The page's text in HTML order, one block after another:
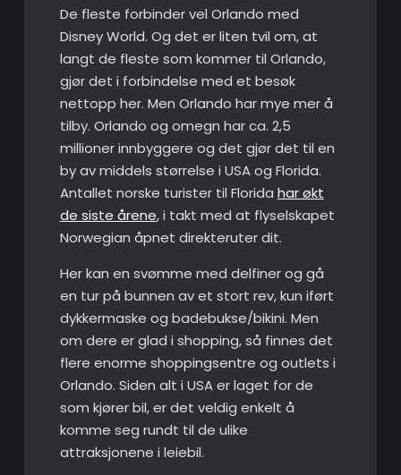
De fleste forbinder vel Orlando med
Disney World. Og det er liten tvil om, at
langt de fleste som kommer til Orlando,
gjør det i forbindelse med et besøk
nettopp her. Men Orlando har mye mer å
tilby. Orlando og omegn har ca. 2,5
millioner innbyggere og det gjør det til en
by av middels størrelse i USA og Florida.
Antallet norske turister til Florida har økt
de siste årene, i takt med at flyselskapet
Norwegian åpnet direkteruter dit.
Her kan en svømme med delfiner og gå
en tur på bunnen av et stort rev, kun iført
dykkermaske og badebukse/bikini. Men
om dere er glad i shopping, så finnes det
flere enorme shoppingsentre og outlets i
Orlando. Siden alt i USA er laget for de
som kjører bil, er det veldig enkelt å
komme seg rundt til de ulike
attraksjonene i leiebil.